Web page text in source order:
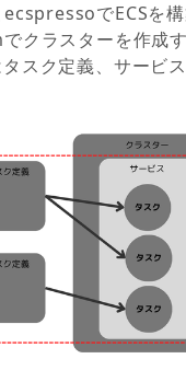
でECSを構
クラスターを作成す
スク定義、サービ